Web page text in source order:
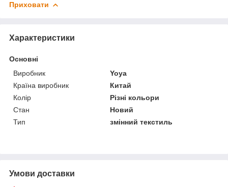
Приховати
Характеристики
Основні
Виробник
Yoya
Країна виробник
Китай
Колір
Різні кольори
Стан
Новий
Тип
змінний текстиль
Умови доставки